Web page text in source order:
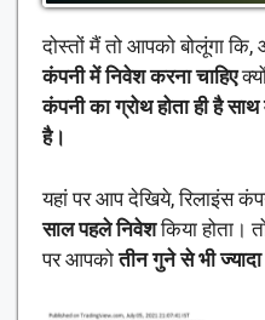
दोस्तों मैं तो आपको बोलूंगा
कंपनी में निवेश करना चाहिए
कंपनी का ग्रोथ होता ही है
है।
यहां पर आप देखिये, रिलाइंस
साल पहले निवेशकिया होता।
पर आपकोतीन गुने से भी ज्यादा